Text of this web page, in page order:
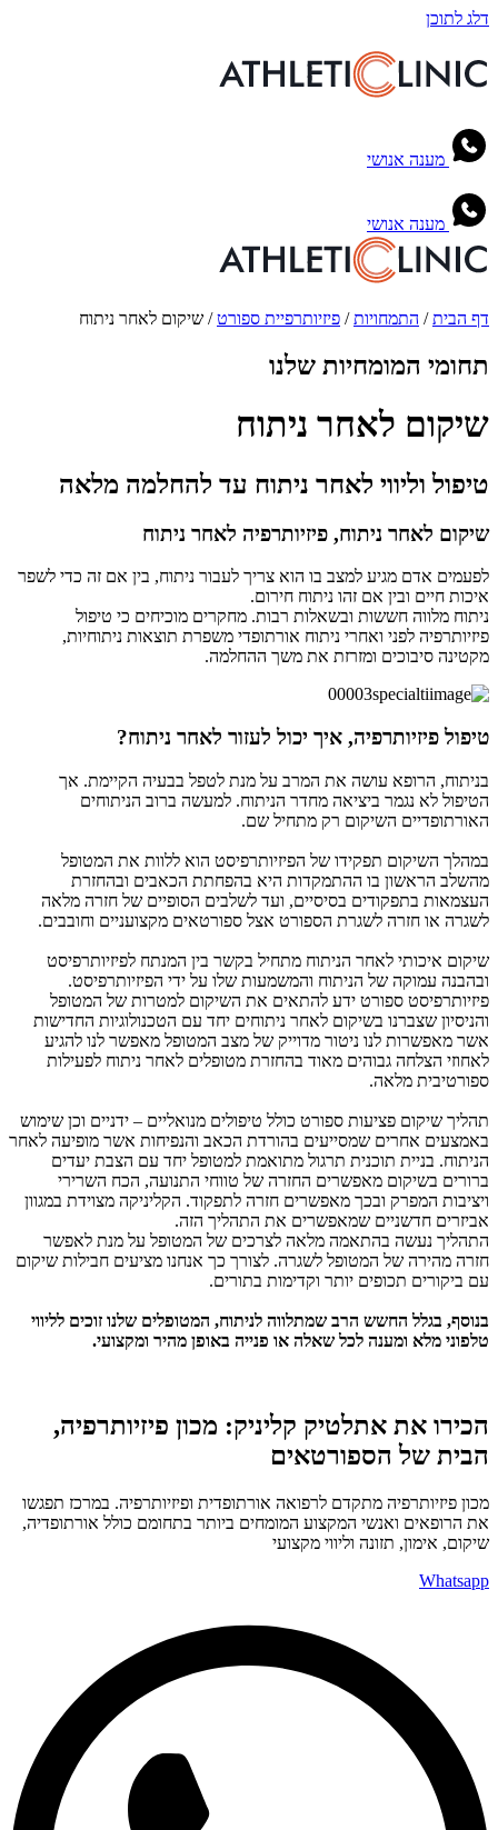
דלג לתוכן
מענה אנושי
מענה אנושי
דף הבית/ התמחויות/ פיזיותרפיית ספורט/ שיקום לאחר ניתוח
תחומי המומחיות שלנו
שיקום לאחר ניתוח
טיפול וליווי לאחר ניתוח עד להחלמה מלאה
שיקום לאחר ניתוח, פיזיותרפיה לאחר ניתוח
לפעמים אדם מגיע למצב בו הוא צריך לעבור ניתוח, בין אם זה כדי לשפר
איכות חיים ובין אם זהו ניתוח חירום.
ניתוח מלווה חששות ובשאלות רבות. מחקרים מוכיחים כי טיפול
פיזיותרפיה לפני ואחרי ניתוח אורתופדי משפרת תוצאות ניתוחיות,
מקטינה סיבוכים ומזרזת את משך ההחלמה.
טיפול פיזיותרפיה, איך יכול לעזור לאחר ניתוח?
בניתוח, הרופא עושה את המרב על מנת לטפל בבעיה הקיימת. אך
הטיפול לא נגמר ביציאה מחדר הניתוח. למעשה ברוב הניתוחים
האורתופדיים השיקום רק מתחיל שם.
במהלך השיקום תפקידו של הפיזיותרפיסט הוא ללוות את המטופל
מהשלב הראשון בו ההתמקדות היא בהפחתת הכאבים ובהחזרת
העצמאות בתפקודים בסיסיים, ועד לשלבים הסופיים של חזרה מלאה
לשגרה או חזרה לשגרת הספורט אצל ספורטאים מקצועניים וחובבים.
שיקום איכותי לאחר הניתוח מתחיל בקשר בין המנתח לפיזיותרפיסט
ובהבנה עמוקה של הניתוח והמשמעות שלו על ידי הפיזיותרפיסט.
פיזיותרפיסט ספורט ידע להתאים את השיקום למטרות של המטופל
והניסיון שצברנו בשיקום לאחר ניתוחים יחד עם הטכנולוגיות החדישות
אשר מאפשרות לנו ניטור מדוייק של מצב המטופל מאפשר לנו להגיע
לאחוזי הצלחה גבוהים מאוד בהחזרת מטופלים לאחר ניתוח לפעילות
ספורטיבית מלאה.
תהליך שיקום פציעות ספורט כולל טיפולים מנואליים – ידניים וכן שימוש
באמצעים אחרים שמסייעים בהורדת הכאב והנפיחות אשר מופיעה לאחר
הניתוח. בניית תוכנית תרגול מתואמת למטופל יחד עם הצבת יעדים
ברורים בשיקום מאפשרים החזרה של טווחי התנועה, הכח השרירי
ויציבות המפרק ובכך מאפשרים חזרה לתפקוד. הקליניקה מצוידת במגוון
אביזרים חדשניים שמאפשרים את התהליך הזה.
התהליך נעשה בהתאמה מלאה לצרכים של המטופל על מנת לאפשר
חזרה מהירה של המטופל לשגרה. לצורך כך אנחנו מציעים חבילות שיקום
עם ביקורים תכופים יותר וקדימות בתורים.
בנוסף, בגלל החשש הרב שמתלווה לניתוח, המטופלים שלנו זוכים לליווי
טלפוני מלא ומענה לכל שאלה או פנייה באופן מהיר ומקצועי.
הכירו את אתלטיק קליניק: מכון פיזיותרפיה,
הבית של הספורטאים
מכון פיזיותרפיה מתקדם לרפואה אורתופדית ופיזיותרפיה. במרכז תפגשו
את הרופאים ואנשי המקצוע המומחים ביותר בתחומם כולל אורתופדיה,
שיקום, אימון, תזונה וליווי מקצועי
Whatsapp